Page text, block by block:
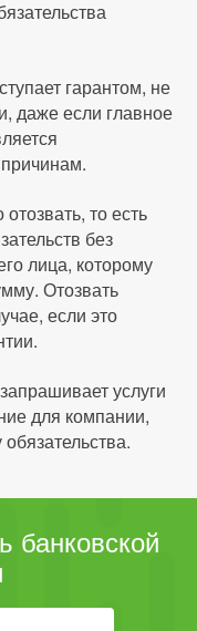
гарантом, не
даже если главное
то есть
без
лица, которому
Отозвать
если это
услуги
для компании,
банковской